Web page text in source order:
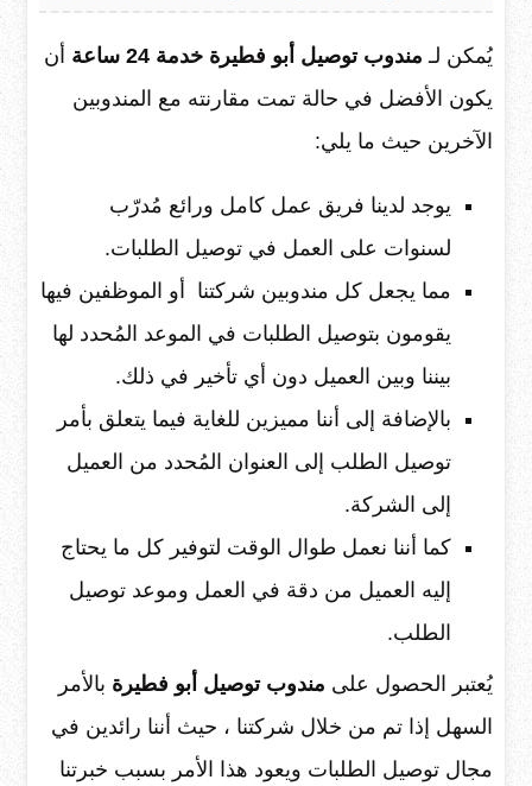
يُمكن لـ مندوب توصيل أبو فطيرة خدمة 24 ساعة
أن
يكون الأفضل في حالة تمت مقارنته مع المندوبين
الآخرين حيث ما يلي:
يوجد لدينا فريق عمل كامل ورائع مُدرّب
لسنوات على العمل في توصيل الطلبات.
مما يجعل كل مندوبين شركتنا أو الموظفين فيها
يقومون بتوصيل الطلبات في الموعد المُحدد لها
بيننا وبين العميل دون أي تأخير في ذلك.
بالإضافة إلى أننا مميزين للغاية فيما يتعلق بأمر
توصيل الطلب إلى العنوان المُحدد من العميل
إلى الشركة.
كما أننا نعمل طوال الوقت لتوفير كل ما يحتاج
إليه العميل من دقة في العمل وموعد توصيل
الطلب.
يُعتبر الحصول على مندوب توصيل أبو فطيرة بالأمر
السهل إذا تم من خلال شركتنا ، حيث أننا رائدين في
مجال توصيل الطلبات ويعود هذا الأمر بسبب خبرتنا